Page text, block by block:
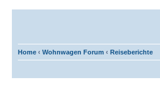
Home ‹ Wohnwagen Forum ‹ Reiseberichte